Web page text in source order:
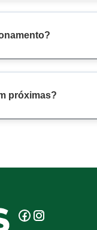
próximas?